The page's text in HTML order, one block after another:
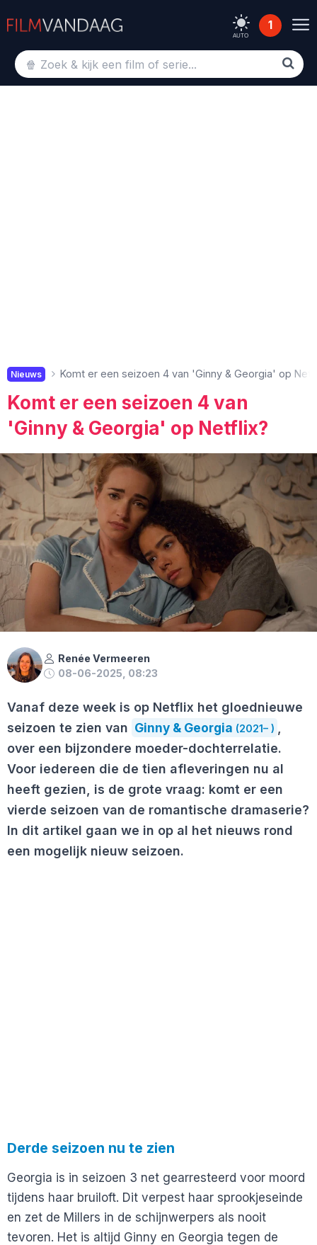
AUTO
1
Nieuws Komt er een seizoen 4 van 'Ginny & Georgia' op
Komt er een seizoen 4 van
'Ginny & Georgia' op Netflix?
Renée Vermeeren
08-06-2025, 08:23
Vanaf deze week is op Netflix het gloednieuwe
seizoen te zien van Ginny & Georgia (2021– ) ,
over een bijzondere moeder-dochterrelatie.
Voor iedereen die de tien afleveringen nu al
heeft gezien, is de grote vraag: komt er een
vierde seizoen van de romantische dramaserie?
In dit artikel gaan we in op al het nieuws rond
een mogelijk nieuw seizoen.
Derde seizoen nu te zien
Georgia is in seizoen 3 net gearresteerd voor moord
tijdens haar bruiloft. Dit verpest haar sprookjeseinde
en zet de Millers in de schijnwerpers als nooit
tevoren. Het is altijd Ginny en Georgia tegen de